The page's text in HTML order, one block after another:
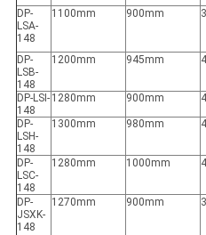
DP-
LSA-
148
1100mm 900mm
DP-
LSB-
148
1200mm 945mm
DP-LSI-
148
1280mm 900mm
DP-
LSH-
148
1300mm 980mm
DP-
LSC-
148
1280mm 1000mm
DP-
JSXK-
148
1270mm 900mm